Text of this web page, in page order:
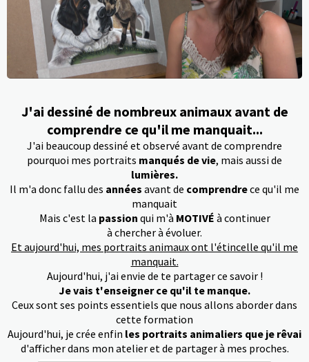
J'ai dessiné de nombreux animaux avant de
comprendre ce qu'il me manquait...
J'ai beaucoup dessiné et observé avant de comprendre
pourquoi mes portraits manqués de vie, mais aussi de
lumières.
Il m'a donc fallu des années avant de comprendrece qu'il me
manquait
Mais c'est la passion qui m'à MOTIVÉ à continuer
à chercher à évoluer.
Et aujourd'hui, mes portraits animaux ont l'étincelle qu'il me
manquait.
Aujourd'hui, j'ai envie de te partager ce savoir !
Je vais t'enseigner ce qu'il te manque.
Ceux sont ses points essentiels que nous allons aborder dans
cette formation
Aujourd'hui, je crée enfin les portraits animaliers que je rêvai
d'afficher dans mon atelier et de partager à mes proches.